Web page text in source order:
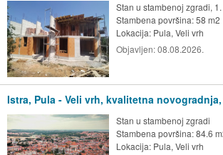
Stan u stambenoj zgradi,
Stambena površina: 58 m2
Lokacija: Pula, Veli vrh
Objavljen:08.08.2026.
Istra, Pula - Veli vrh, kvalitetna
Stan u stambenoj zgradi
Stambena površina: 84.6
Lokacija: Pula, Veli vrh